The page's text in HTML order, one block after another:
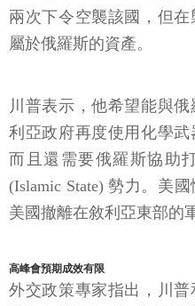
兩次下令空襲該國，但
屬於俄羅斯的資產。
川普表示，他希望能與
利亞政府再度使用化學武
而且還需要俄羅斯協助
(Islamic State) 勢力。美
美國撤離在敘利亞東部的
高峰會預期成效有限
外交政策專家指出，川普